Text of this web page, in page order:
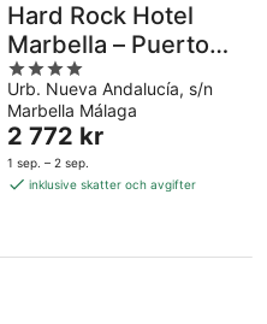
Hard Rock Hotel
Marbella – Puerto
Banús
4
out
of
5
Urb. Nueva Andalucía, s/n
Marbella Málaga
Priset
är
2 772 kr
2 772 kr
1 sep. – 2 sep.
inklusive skatter och avgifter